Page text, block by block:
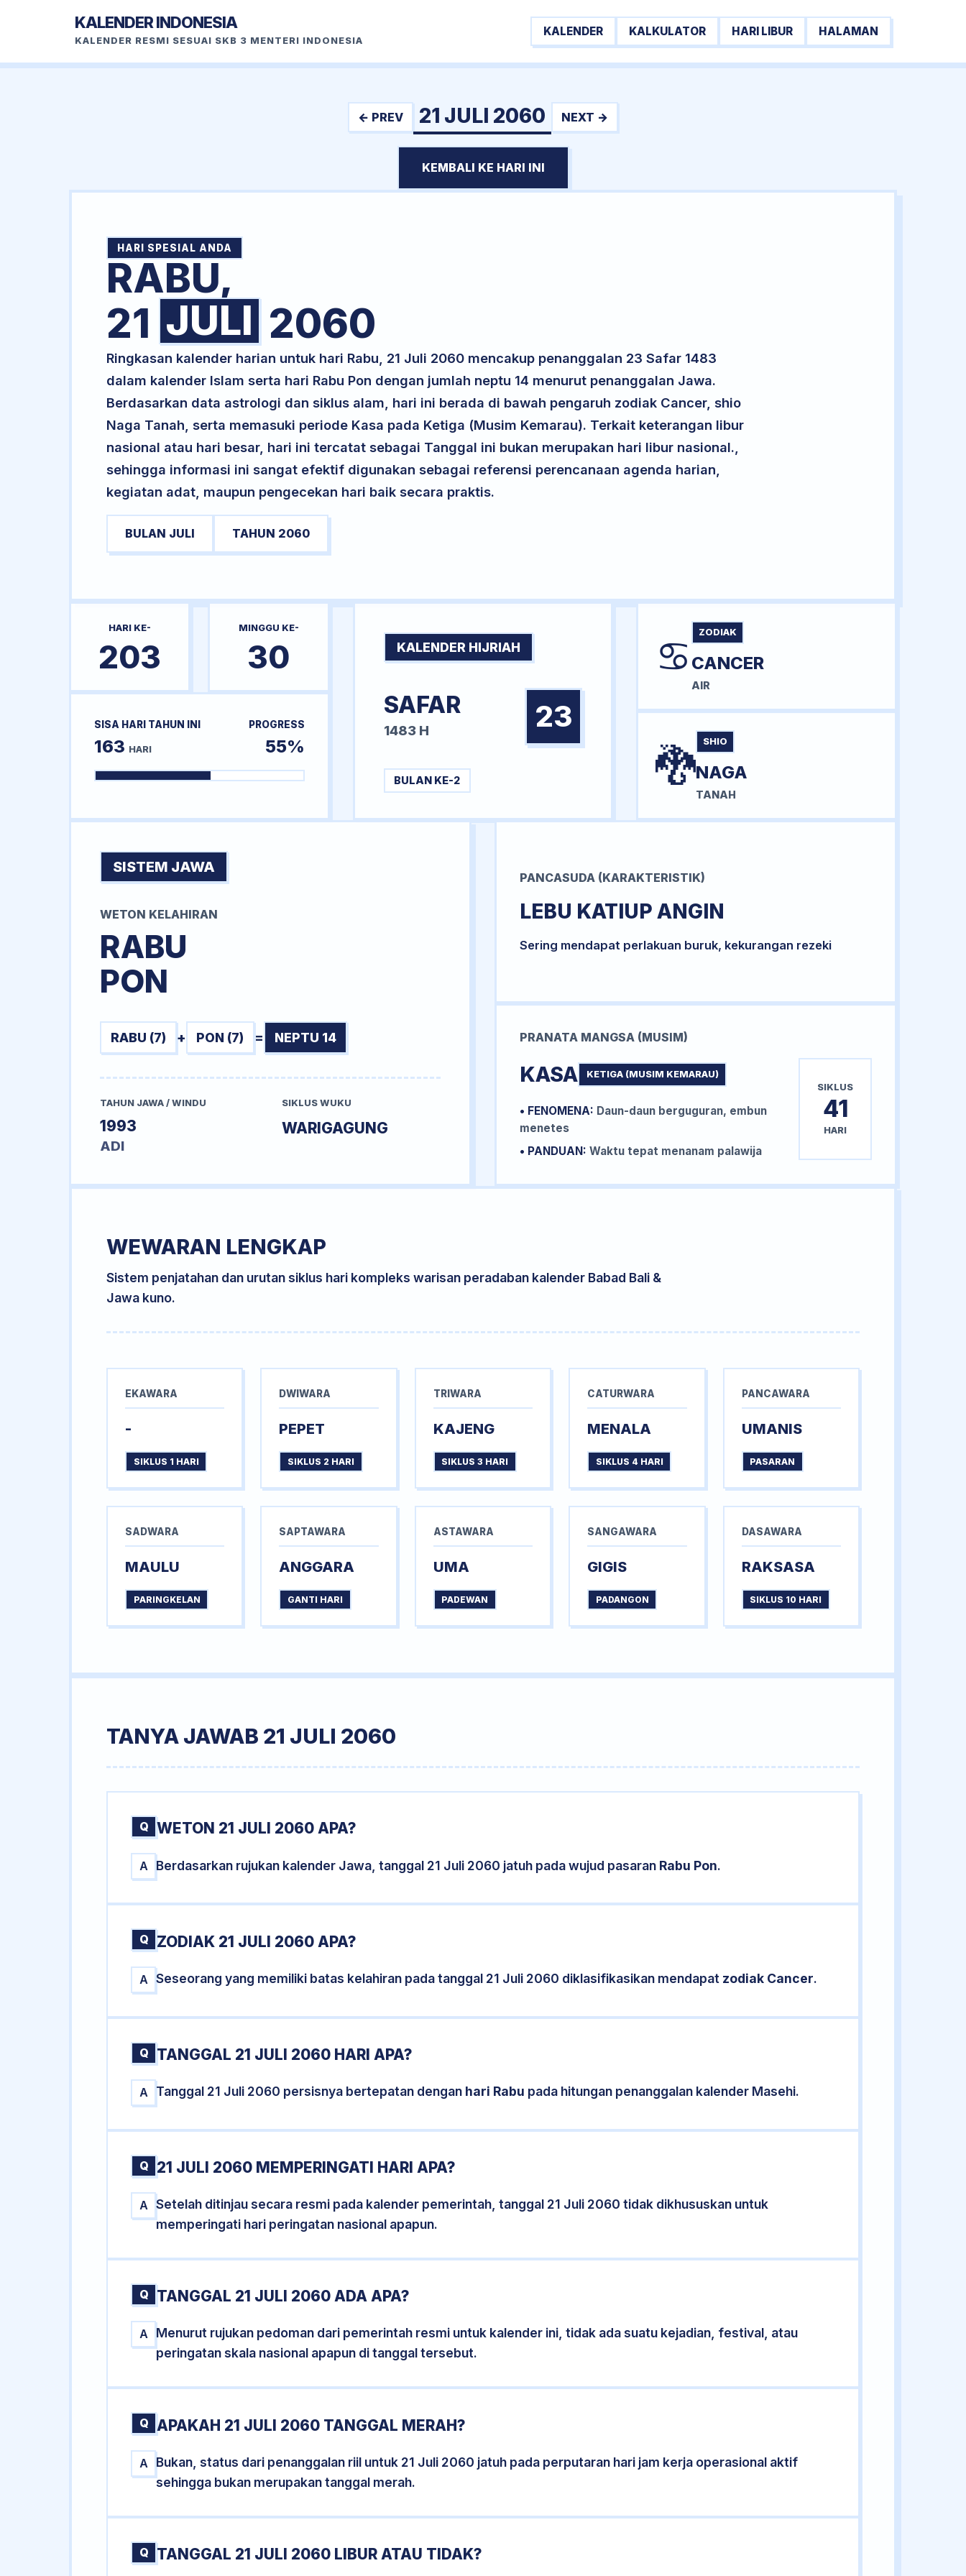
KALENDER INDONESIA
KALENDER RESMI SESUAI SKB 3 MENTERI INDONESIA
KALENDER KALKULATOR HARI LIBUR HALAMAN
← PREV 21 JULI 2060 NEXT →
KEMBALI KE HARI INI
HARI SPESIAL ANDA
RABU,
21 JULI 2060
Ringkasan kalender harian untuk hari Rabu, 21 Juli 2060 mencakup penanggalan 23 Safar 1483
dalam kalender Islam serta hari Rabu Pon dengan jumlah neptu 14 menurut penanggalan Jawa.
Berdasarkan data astrologi dan siklus alam, hari ini berada di bawah pengaruh zodiak Cancer, shio
Naga Tanah, serta memasuki periode Kasa pada Ketiga (Musim Kemarau). Terkait keterangan libur
nasional atau hari besar, hari ini tercatat sebagai Tanggal ini bukan merupakan hari libur nasional.,
sehingga informasi ini sangat efektif digunakan sebagai referensi perencanaan agenda harian,
kegiatan adat, maupun pengecekan hari baik secara praktis.
BULAN JULI TAHUN 2060
HARI KE-
203
MINGGU KE-
30
SISA HARI TAHUN INI
163 HARI
PROGRESS
55%
KALENDER HIJRIAH
SAFAR
1483 H 23
BULAN KE-2
♋ ZODIAK
CANCER
AIR
🐉 SHIO
NAGA
TANAH
SISTEM JAWA
WETON KELAHIRAN
RABU
PON
RABU (7) + PON (7) = NEPTU 14
TAHUN JAWA / WINDU
1993
ADI
SIKLUS WUKU
WARIGAGUNG
PANCASUDA (KARAKTERISTIK)
LEBU KATIUP ANGIN
Sering mendapat perlakuan buruk, kekurangan rezeki
PRANATA MANGSA (MUSIM)
KASA KETIGA (MUSIM KEMARAU)
• FENOMENA: Daun-daun berguguran, embun
menetes
• PANDUAN: Waktu tepat menanam palawija
SIKLUS
41
HARI
WEWARAN LENGKAP
Sistem penjatahan dan urutan siklus hari kompleks warisan peradaban kalender Babad Bali &
Jawa kuno.
EKAWARA
-
SIKLUS 1 HARI
DWIWARA
PEPET
SIKLUS 2 HARI
TRIWARA
KAJENG
SIKLUS 3 HARI
CATURWARA
MENALA
SIKLUS 4 HARI
PANCAWARA
UMANIS
PASARAN
SADWARA
MAULU
PARINGKELAN
SAPTAWARA
ANGGARA
GANTI HARI
ASTAWARA
UMA
PADEWAN
SANGAWARA
GIGIS
PADANGON
DASAWARA
RAKSASA
SIKLUS 10 HARI
TANYA JAWAB 21 JULI 2060
Q WETON 21 JULI 2060 APA?
A Berdasarkan rujukan kalender Jawa, tanggal 21 Juli 2060 jatuh pada wujud pasaran Rabu Pon.
Q ZODIAK 21 JULI 2060 APA?
A Seseorang yang memiliki batas kelahiran pada tanggal 21 Juli 2060 diklasifikasikan mendapat zodiak Cancer.
Q TANGGAL 21 JULI 2060 HARI APA?
A Tanggal 21 Juli 2060 persisnya bertepatan dengan hari Rabu pada hitungan penanggalan kalender Masehi.
Q 21 JULI 2060 MEMPERINGATI HARI APA?
A
Setelah ditinjau secara resmi pada kalender pemerintah, tanggal 21 Juli 2060 tidak dikhususkan untuk
memperingati hari peringatan nasional apapun.
Q TANGGAL 21 JULI 2060 ADA APA?
A
Menurut rujukan pedoman dari pemerintah resmi untuk kalender ini, tidak ada suatu kejadian, festival, atau
peringatan skala nasional apapun di tanggal tersebut.
Q APAKAH 21 JULI 2060 TANGGAL MERAH?
A
Bukan, status dari penanggalan riil untuk 21 Juli 2060 jatuh pada perputaran hari jam kerja operasional aktif
sehingga bukan merupakan tanggal merah.
Q TANGGAL 21 JULI 2060 LIBUR ATAU TIDAK?